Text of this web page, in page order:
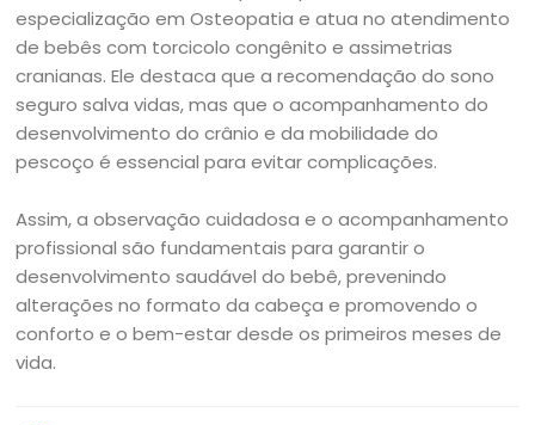
especialização em Osteopatia e atua no atendimento
de bebês com torcicolo congênito e assimetrias
cranianas. Ele destaca que a recomendação do sono
seguro salva vidas, mas que o acompanhamento do
desenvolvimento do crânio e da mobilidade do
pescoço é essencial para evitar complicações.
Assim, a observação cuidadosa e o acompanhamento
profissional são fundamentais para garantir o
desenvolvimento saudável do bebê, prevenindo
alterações no formato da cabeça e promovendo o
conforto e o bem-estar desde os primeiros meses de
vida.